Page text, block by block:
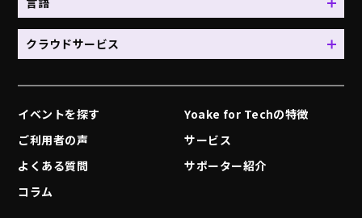
クラウドサービス
イベントを探す
Yoake for Techの特徴
ご利用者の声
サービス
よくある質問
サポーター紹介
コラム